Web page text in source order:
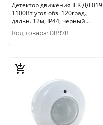
Детектор движения IEK ДД 019
1100Вт угол обз. 120град.,
дальн. 12м, IP44, черный
LDD13-019-1100-002
Код товара: 089781